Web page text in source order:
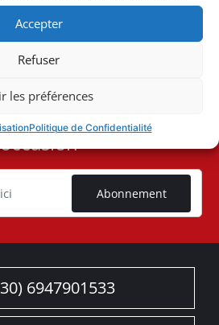
Accepter
Refuser
les préférences
Politique de Confidentialité
pas manquer une
occasion
Abonnement
6947901533